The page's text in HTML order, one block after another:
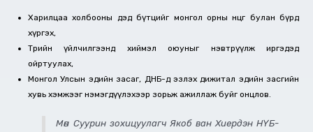
Харилцаа холбооны дэд бүтцийг монгол орны өнцөг булан бүрд
хүргэх,
Төрийн үйлчилгээнд хиймэл оюуныг нэвтрүүлж иргэдэд
ойртуулах,
Монгол Улсын эдийн засаг, ДНБ-д эзлэх дижитал эдийн засгийн
хувь хэмжээг нэмэгдүүлэхээр зорьж ажиллаж буйг онцлов.
Мөн Суурин зохицуулагч Якоб ван Хиердэн НҮБ-